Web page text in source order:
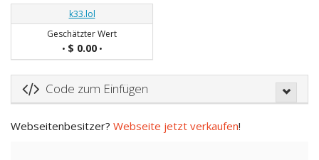
k33.lol
Geschätzter Wert
• $ 0.00•
Code zum Einfügen
Webseitenbesitzer? Webseite jetzt verkaufen!